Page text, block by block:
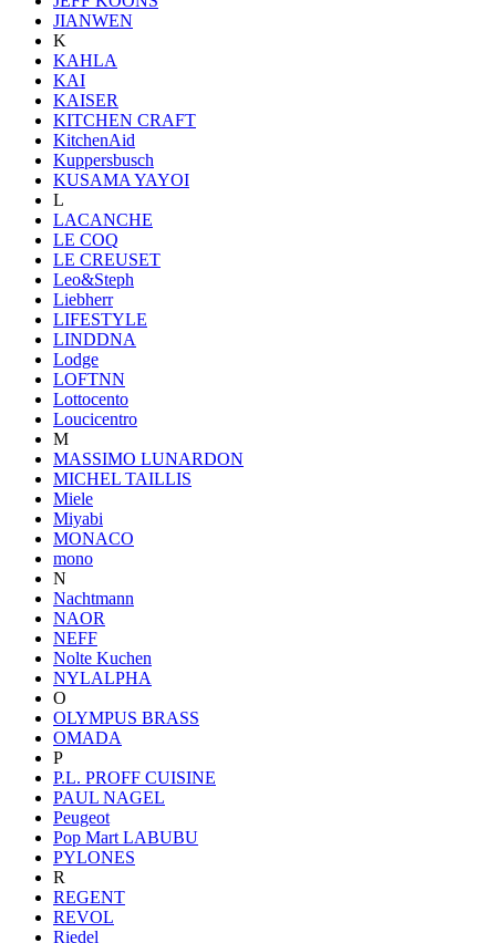
JIANWEN
K
KAHLA
KAI
KAISER
KITCHEN CRAFT
KitchenAid
Kuppersbusch
KUSAMA YAYOI
L
LACANCHE
LE COQ
LE CREUSET
Leo&Steph
Liebherr
LIFESTYLE
LINDDNA
Lodge
LOFTNN
Lottocento
Loucicentro
M
MASSIMO LUNARDON
MICHEL TAILLIS
Miele
Miyabi
MONACO
mono
N
Nachtmann
NAOR
NEFF
Nolte Kuchen
NYLALPHA
O
OLYMPUS BRASS
OMADA
P
P.L. PROFF CUISINE
PAUL NAGEL
Peugeot
Pop Mart LABUBU
PYLONES
R
REGENT
REVOL
Riedel